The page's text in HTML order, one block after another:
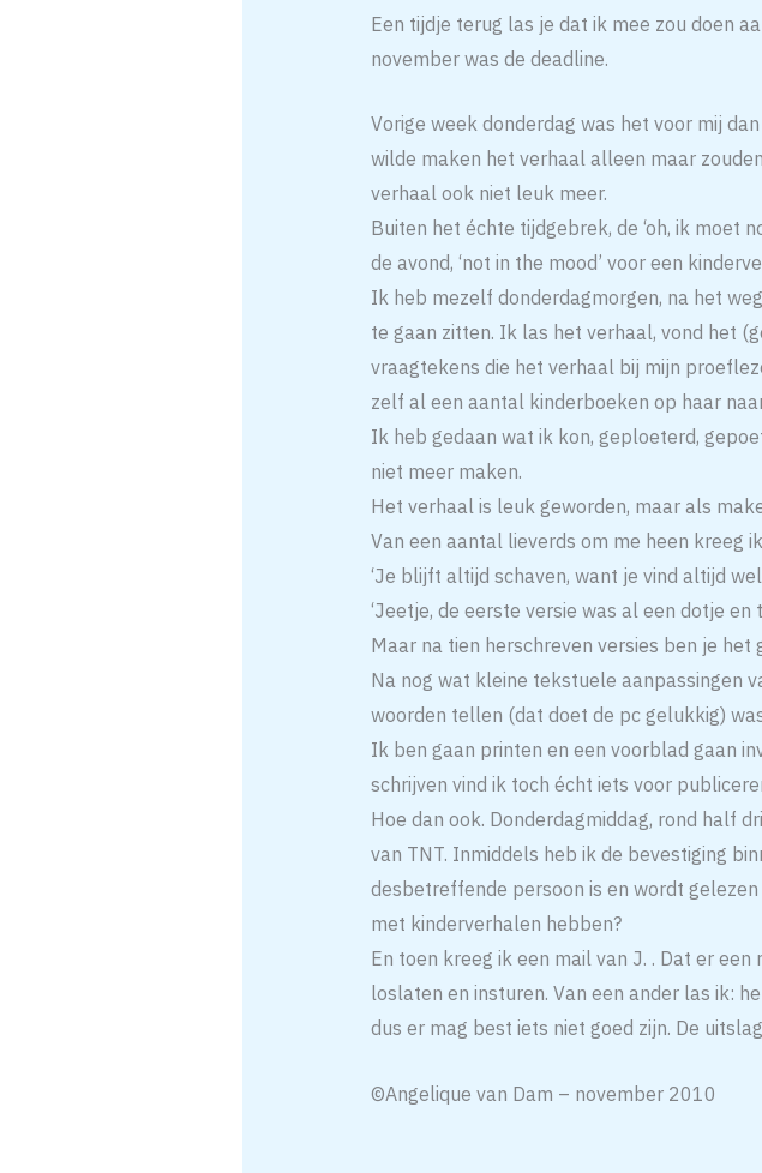
Een tijdje terug las je dat ik mee zou doen
november was de deadline.
Vorige week donderdag was het voor mij
wilde maken het verhaal alleen maar
verhaal ook niet leuk meer.
Buiten het échte tijdgebrek, de ‘oh, ik moet
de avond, ‘not in the mood’ voor een
Ik heb mezelf donderdagmorgen, na het
te gaan zitten. Ik las het verhaal, vond het
vraagtekens die het verhaal bij mijn
zelf al een aantal kinderboeken op haar
Ik heb gedaan wat ik kon, geploeterd,
niet meer maken.
Het verhaal is leuk geworden, maar als
Van een aantal lieverds om me heen kreeg
‘Je blijft altijd schaven, want je vind altijd
‘Jeetje, de eerste versie was al een dotje en
Maar na tien herschreven versies ben je
Na nog wat kleine tekstuele aanpassingen
woorden tellen (dat doet de pc gelukkig)
Ik ben gaan printen en een voorblad gaan
schrijven vind ik toch écht iets voor
Hoe dan ook. Donderdagmiddag, rond half
van TNT. Inmiddels heb ik de bevestiging
desbetreffende persoon is en wordt
met kinderverhalen hebben?
En toen kreeg ik een mail van J. . Dat er
loslaten en insturen. Van een ander las ik:
dus er mag best iets niet goed zijn. De
©Angelique van Dam – november 2010